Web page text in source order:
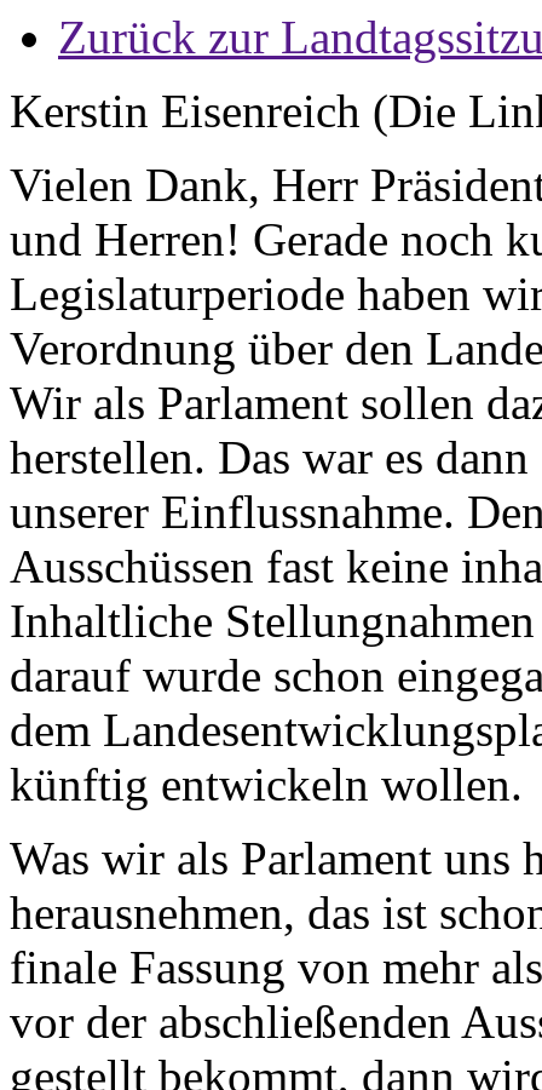
Zurück zur
Kerstin Eisenreich (Die
Vielen Dank, Herr
und Herren! Gerade noch
Legislaturperiode haben
Verordnung über den
Wir als Parlament sollen
herstellen. Das war es
unserer Einflussnahme.
Ausschüssen fast keine
Inhaltliche
darauf wurde schon
dem
künftig entwickeln wollen.
Was wir als Parlament uns
herausnehmen, das ist
finale Fassung von mehr
vor der abschließenden
gestellt bekommt, dann